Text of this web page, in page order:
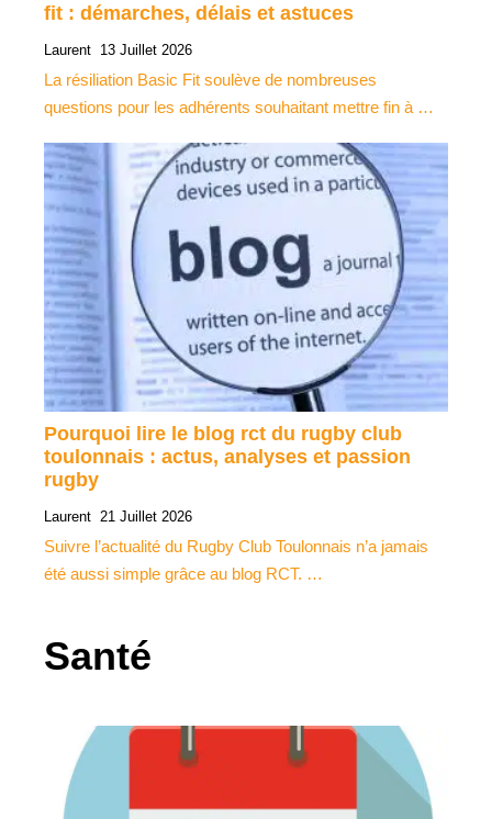
fit : démarches, délais et astuces
Laurent 13 Juillet 2026
La résiliation Basic Fit soulève de nombreuses
questions pour les adhérents souhaitant mettre fin à …
Pourquoi lire le blog rct du rugby club
toulonnais : actus, analyses et passion
rugby
Laurent 21 Juillet 2026
Suivre l’actualité du Rugby Club Toulonnais n’a jamais
été aussi simple grâce au blog RCT. …
Santé